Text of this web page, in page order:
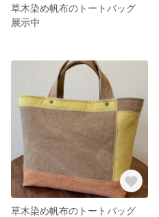
草木染め帆布のトートバッグ
展示中
草木染め帆布のトートバッグ